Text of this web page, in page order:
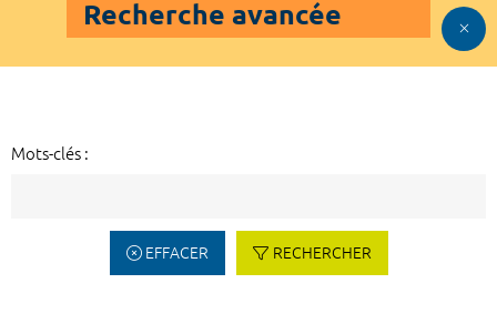
Recherche avancée
Mots-clés :
EFFACER RECHERCHER